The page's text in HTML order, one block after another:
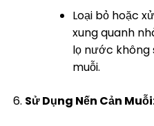
Loại bỏ hoặc
xung quanh
lọ nước không
muỗi.
Sử Dụng Nến Cản